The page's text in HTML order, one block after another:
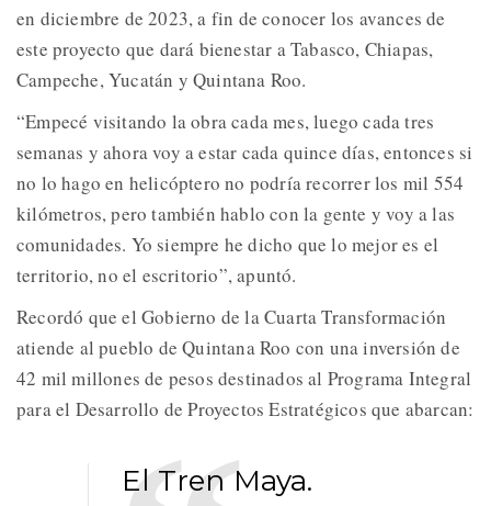
en diciembre de 2023, a fin de conocer los avances de
este proyecto que dará bienestar a Tabasco, Chiapas,
Campeche, Yucatán y Quintana Roo.
“Empecé visitando la obra cada mes, luego cada tres
semanas y ahora voy a estar cada quince días, entonces si
no lo hago en helicóptero no podría recorrer los mil 554
kilómetros, pero también hablo con la gente y voy a las
comunidades. Yo siempre he dicho que lo mejor es el
territorio, no el escritorio”, apuntó.
Recordó que el Gobierno de la Cuarta Transformación
atiende al pueblo de Quintana Roo con una inversión de
42 mil millones de pesos destinados al Programa Integral
para el Desarrollo de Proyectos Estratégicos que abarcan:
El Tren Maya.